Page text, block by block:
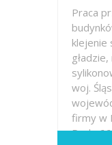
Praca
klejenie
woj.
firmy w
Perla